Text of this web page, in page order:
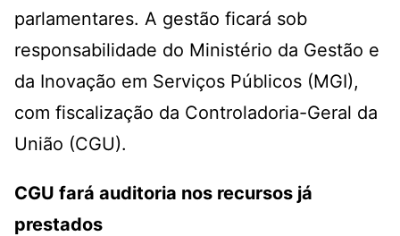
parlamentares. A gestão ficará sob
responsabilidade do Ministério da Gestão e
da Inovação em Serviços Públicos (MGI),
com fiscalização da Controladoria-Geral da
União (CGU).
CGU fará auditoria nos recursos já
prestados